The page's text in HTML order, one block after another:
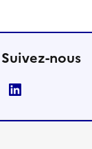
Suivez-nous